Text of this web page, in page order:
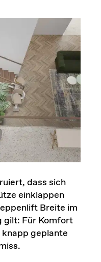
dass sich
einklappen
Breite im
gilt: Für Komfort
geplante